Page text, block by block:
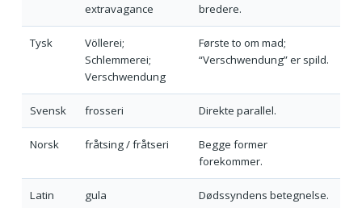
extravagance
bredere.
Tysk
Völlerei;
Schlemmerei;
Verschwendung
Første to om mad;
“Verschwendung” er spild.
Svensk frosseri Direkte parallel.
Norsk fråtsing / fråtseri
Begge former
forekommer.
Latin gula Dødssyndens betegnelse.